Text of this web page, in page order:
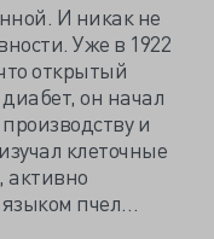
И никак не
Уже в 1922
открытый
он начал
и
клеточные
пчел…